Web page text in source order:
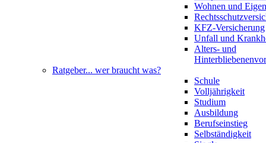
Wohnen und
KFZ-Versicherung
Unfall und
Alters- und
Ratgeber... wer braucht was?
Schule
Volljährigkeit
Studium
Ausbildung
Berufseinstieg
Selbständigkeit